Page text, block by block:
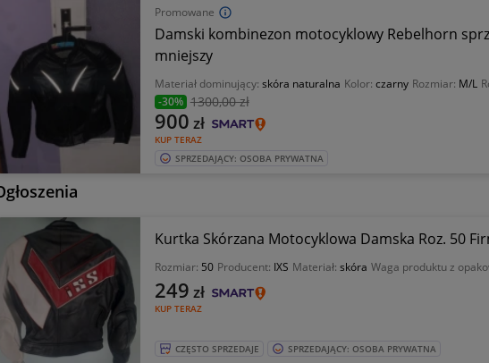
Promowane
Damski kombinezon motocyklowy Rebelhorn
mniejszy
Materiał dominujący: skóra naturalna Kolor: czarny Rozmiar: M/L
-30% 1300,00 zł
KUP TERAZ
900 zł
SPRZEDAJĄCY: OSOBA PRYWATNA
Kurtka Skórzana
Rozmiar: 50 Producent: IXS Materiał: skóra Waga produktu z
KUP TERAZ
249 zł
CZĘSTO SPRZEDAJE SPRZEDAJĄCY: OSOBA PRYWATNA